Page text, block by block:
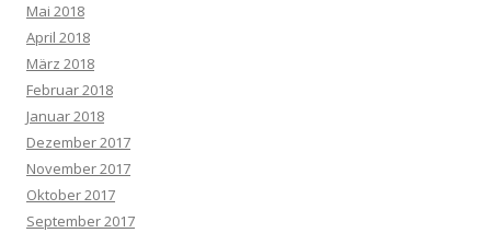
Mai 2018
April 2018
März 2018
Februar 2018
Januar 2018
Dezember 2017
November 2017
Oktober 2017
September 2017